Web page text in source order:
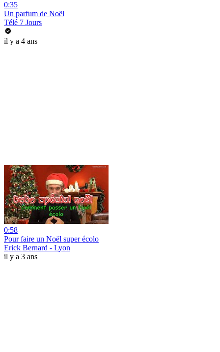
0:35
Un parfum de Noël
Télé 7 Jours
il y a 4 ans
0:58
Pour faire un Noël super écolo
Erick Bernard - Lyon
il y a 3 ans